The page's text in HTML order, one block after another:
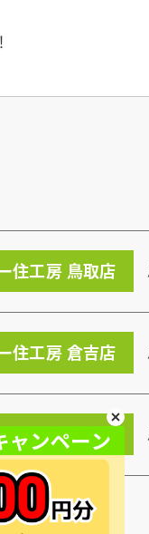
住工房 鳥取店
住工房 倉吉店
住工房 米子店